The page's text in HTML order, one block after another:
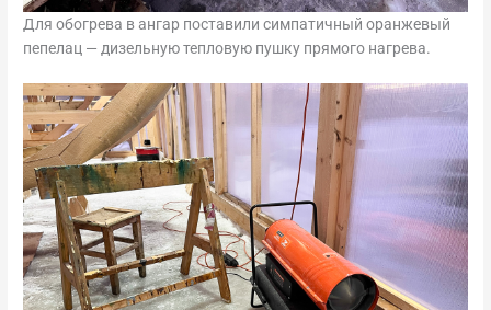
Для обогрева в ангар поставили симпатичный оранжевый
пепелац — дизельную тепловую пушку прямого нагрева.